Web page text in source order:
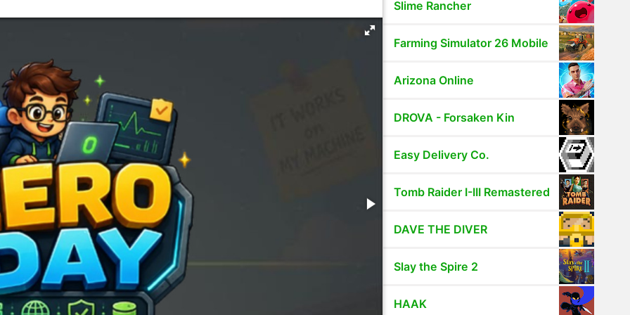
Slime Rancher
Farming Simulator 26 Mobile
Arizona Online
DROVA - Forsaken Kin
Easy Delivery Co.
Tomb Raider I-III Remastered
DAVE THE DIVER
Slay the Spire 2
HAAK